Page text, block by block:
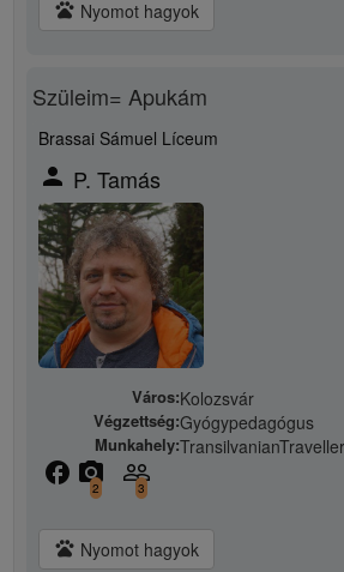
pets Nyomot hagyok
Szüleim= Apukám
Brassai Sámuel Líceum
person P. Tamás
Város:Kolozsvár
Végzettség:Gyógypedagógus
Munkahely:TransilvanianTraveller
facebook camera_alt
2
people_outline
3
pets Nyomot hagyok